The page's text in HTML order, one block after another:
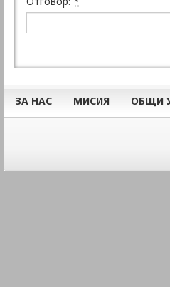
ЗА НАС МИСИЯ ОБЩИ